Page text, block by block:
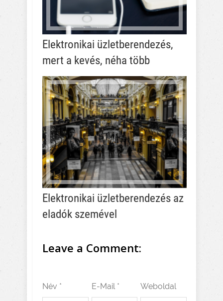
Elektronikai üzletberendezés,
mert a kevés, néha több
Elektronikai üzletberendezés az
eladók szemével
Leave a Comment:
Név * E-Mail * Weboldal